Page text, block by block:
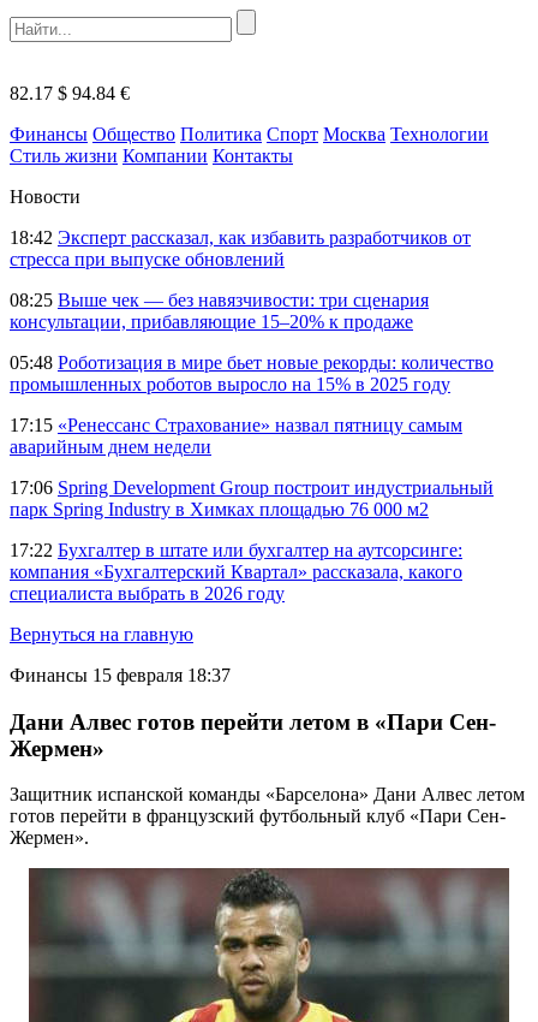
82.17 $ 94.84 €
Финансы Общество Политика Спорт Москва Технологии
Стиль жизни Компании Контакты
Новости
18:42 Эксперт рассказал, как избавить разработчиков от
стресса при выпуске обновлений
08:25 Выше чек — без навязчивости: три сценария
консультации, прибавляющие 15–20% к продаже
05:48 Роботизация в мире бьет новые рекорды: количество
промышленных роботов выросло на 15% в 2025 году
17:15 «Ренессанс Страхование» назвал пятницу самым
аварийным днем недели
17:06 Spring Development Group построит индустриальный
парк Spring Industry в Химках площадью 76 000 м2
17:22 Бухгалтер в штате или бухгалтер на аутсорсинге:
компания «Бухгалтерский Квартал» рассказала, какого
специалиста выбрать в 2026 году
Вернуться на главную
Финансы 15 февраля 18:37
Дани Алвес готов перейти летом в «Пари Сен-
Жермен»
Защитник испанской команды «Барселона» Дани Алвес летом
готов перейти в французский футбольный клуб «Пари Сен-
Жермен».